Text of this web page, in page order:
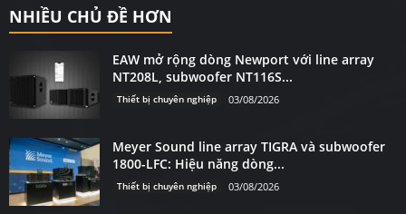
NHIỀU CHỦ ĐỀ HƠN
EAW mở rộng dòng Newport với line array
NT208L, subwoofer NT116S...
Thiết bị chuyên nghiệp 03/08/2026
Meyer Sound line array TIGRA và subwoofer
1800-LFC: Hiệu năng dòng...
Thiết bị chuyên nghiệp 03/08/2026